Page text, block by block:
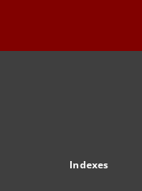
Indexes